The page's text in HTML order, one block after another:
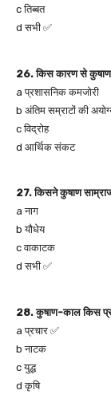
c तिब्बत
d सभी ✅
26. किस कारण से
a प्रशासनिक कमजोरी
b अंतिम सम्राटों की
c विद्रोह
d आर्थिक संकट
27. किसने कुषाण
a नाग
b यौधेय
c वाकाटक
d सभी ✅
28. कुषाण-काल किस
a प्रचार ✅
b नाटक
c युद्ध
d कृषि